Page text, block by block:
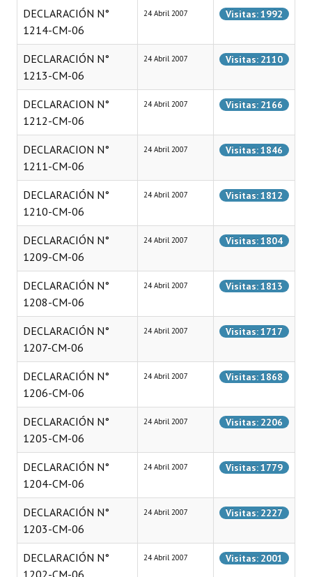
DECLARACIÓN N°
1214-CM-06
24 Abril 2007 Visitas: 1992
DECLARACIÓN N°
1213-CM-06
24 Abril 2007 Visitas: 2110
DECLARACION N°
1212-CM-06
24 Abril 2007 Visitas: 2166
DECLARACION N°
1211-CM-06
24 Abril 2007 Visitas: 1846
DECLARACIÓN N°
1210-CM-06
24 Abril 2007 Visitas: 1812
DECLARACIÓN N°
1209-CM-06
24 Abril 2007 Visitas: 1804
DECLARACIÓN N°
1208-CM-06
24 Abril 2007 Visitas: 1813
DECLARACIÓN N°
1207-CM-06
24 Abril 2007 Visitas: 1717
DECLARACIÓN N°
1206-CM-06
24 Abril 2007 Visitas: 1868
DECLARACIÓN N°
1205-CM-06
24 Abril 2007 Visitas: 2206
DECLARACIÓN N°
1204-CM-06
24 Abril 2007 Visitas: 1779
DECLARACIÓN N°
1203-CM-06
24 Abril 2007 Visitas: 2227
DECLARACIÓN N°
1202-CM-06
24 Abril 2007 Visitas: 2001